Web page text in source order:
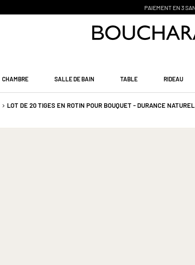
PAIEMENT EN 3 SANS FRAIS
CHAMBRE SALLE DE BAIN TABLE RIDEAU
LOT DE 20 TIGES EN ROTIN POUR BOUQUET - DURANCE NATUREL